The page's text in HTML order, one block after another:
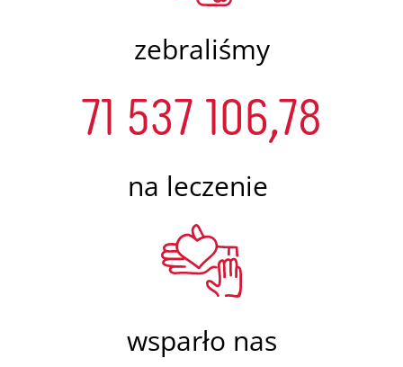
zebraliśmy
71 537 106,78
na leczenie
wsparło nas